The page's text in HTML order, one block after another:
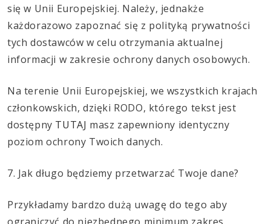
się w Unii Europejskiej. Należy, jednakże
każdorazowo zapoznać się z polityką prywatności
tych dostawców w celu otrzymania aktualnej
informacji w zakresie ochrony danych osobowych.
Na terenie Unii Europejskiej, we wszystkich krajach
członkowskich, dzięki RODO, którego tekst jest
dostępny TUTAJ masz zapewniony identyczny
poziom ochrony Twoich danych.
7. Jak długo będziemy przetwarzać Twoje dane?
Przykładamy bardzo dużą uwagę do tego aby